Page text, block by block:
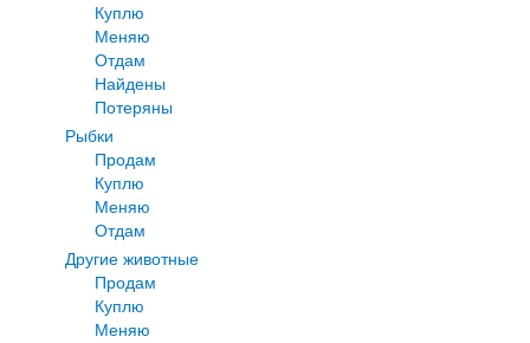
Куплю
Меняю
Отдам
Найдены
Потеряны
Рыбки
Продам
Куплю
Меняю
Отдам
Другие животные
Продам
Куплю
Меняю